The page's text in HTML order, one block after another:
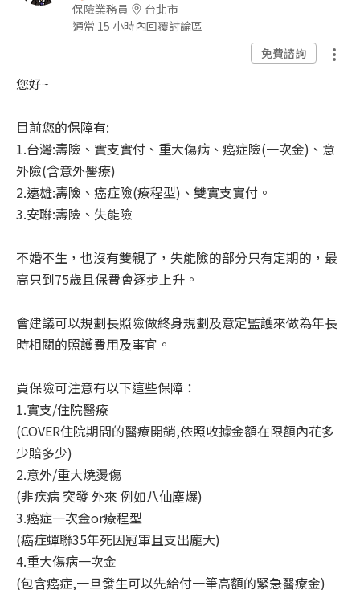
保險業務員
台北市
通常 15 小時內回覆討論區
免費諮詢
您好~
目前您的保障有:
1.台灣:壽險、實支實付、重大傷病、癌症險(一次金)、意
外險(含意外醫療)
2.遠雄:壽險、癌症險(療程型)、雙實支實付。
3.安聯:壽險、失能險
不婚不生，也沒有雙親了，失能險的部分只有定期的，最
高只到75歲且保費會逐步上升。
會建議可以規劃長照險做終身規劃及意定監護來做為年長
時相關的照護費用及事宜。
買保險可注意有以下這些保障：
1.實支/住院醫療
(COVER住院期間的醫療開銷,依照收據金額在限額內花多
少賠多少)
2.意外/重大燒燙傷
(非疾病 突發 外來 例如八仙塵爆)
3.癌症一次金or療程型
(癌症蟬聯35年死因冠軍且支出龐大)
4.重大傷病一次金
(包含癌症,一旦發生可以先給付一筆高額的緊急醫療金)